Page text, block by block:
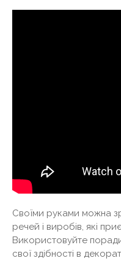
Своїми руками можна
речей і виробів, які
Використовуйте
свої здібності в